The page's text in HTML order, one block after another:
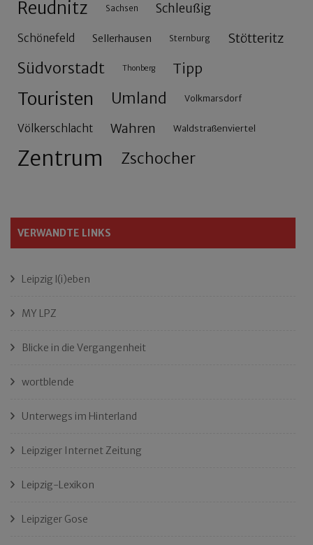
Reudnitz Sachsen Schleußig
Schönefeld Sellerhausen Sternburg Stötteritz
Südvorstadt Thonberg Tipp
Touristen Umland Volkmarsdorf
Völkerschlacht Wahren Waldstraßenviertel
Zentrum Zschocher
VERWANDTE LINKS
Leipzig l(i)eben
MY LPZ
Blicke in die Vergangenheit
wortblende
Unterwegs im Hinterland
Leipziger Internet Zeitung
Leipzig-Lexikon
Leipziger Gose